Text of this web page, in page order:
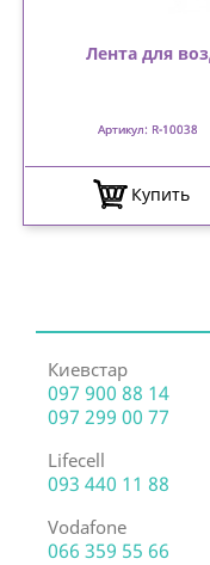
Лента для
Артикул: R-10038
Купить
Киевстар
097 900 88 14
097 299 00 77
Lifecell
093 440 11 88
Vodafone
066 359 55 66